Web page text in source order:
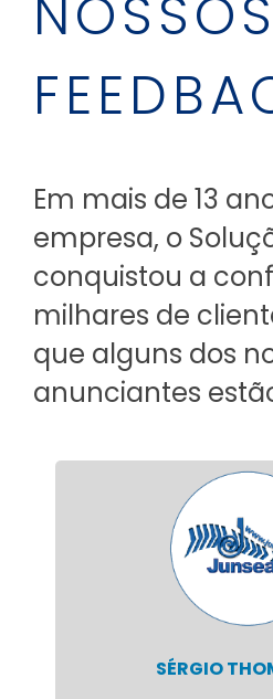
NOSSOS
Em mais de 13
empresa, o
conquistou a
milhares de
que alguns dos
anunciantes
SÉRGIO